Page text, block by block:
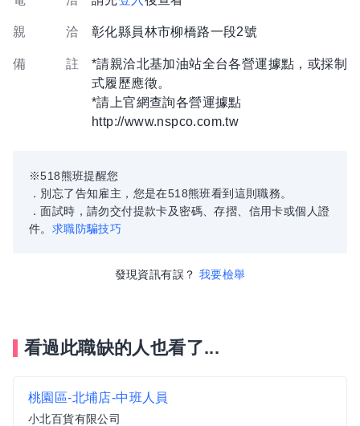
親 洽 彰化縣員林市柳橋路一段2號
備 註
*請親洽北基加油站全台各營運據點，或採制
式履歷應徵。
*請上官網查詢各營運據點
http://www.nspco.com.tw
※518熊班提醒您
．別忘了告知雇主，您是在518熊班看到這則職務。
．面試時，請勿交付提款卡及密碼、存摺、信用卡或個人證
件。 求職防騙技巧
發現資訊有誤？ 我要檢舉
看過此職缺的人也看了...
桃園區-北埔店-中班人員
小北百貨有限公司